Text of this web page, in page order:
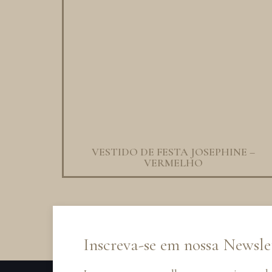
VESTIDO DE FESTA JOSEPHINE –
VERMELHO
Inscreva-se em nossa